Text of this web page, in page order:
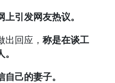
引发网友热议。
出回应，称是在谈工
己的妻子。